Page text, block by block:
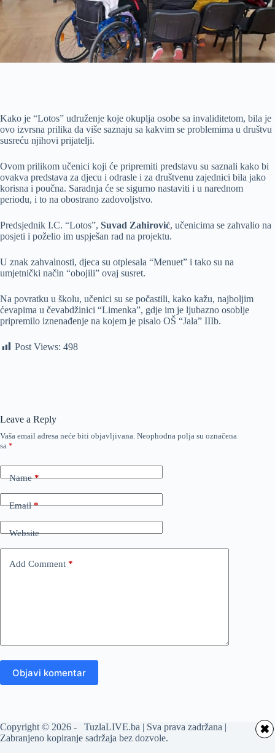
Kako je “Lotos” udruženje koje okuplja osobe sa invaliditetom, bila je
ovo izvrsna prilika da više saznaju sa kakvim se problemima u društvu
susreću njihovi prijatelji.
Ovom prilikom učenici koji će pripremiti predstavu su saznali kako bi
ovakva predstava za djecu i odrasle i za društvenu zajednici bila jako
korisna i poučna. Saradnja će se sigurno nastaviti i u narednom
periodu, i to na obostrano zadovoljstvo.
Predsjednik I.C. “Lotos”, Suvad Zahirović, učenicima se zahvalio na
posjeti i poželio im uspješan rad na projektu.
U znak zahvalnosti, djeca su otplesala “Menuet” i tako su na
umjetnički način “obojili” ovaj susret.
Na povratku u školu, učenici su se počastili, kako kažu, najboljim
ćevapima u čevabdžinici “Limenka”, gdje im je ljubazno osoblje
pripremilo iznenađenje na kojem je pisalo OŠ “Jala” IIIb.
Post Views: 498
Leave a Reply
Vaša email adresa neće biti objavljivana. Neophodna polja su označena
sa *
Name*
Email*
Website
Add Comment *
Objavi komentar
Copyright © 2026 - TuzlaLIVE.ba | Sva prava zadržana |
Zabranjeno kopiranje sadržaja bez dozvole.
✖